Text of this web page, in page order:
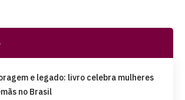
e legado: livro celebra mulheres
no Brasil